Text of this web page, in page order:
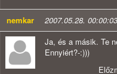
nemkar 2007.05.28. 00:00:03
Ja, és a másik. Te
Ennyiért?-:)))